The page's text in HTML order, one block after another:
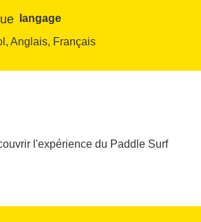
langage
Anglais, Français
l'expérience du Paddle Surf